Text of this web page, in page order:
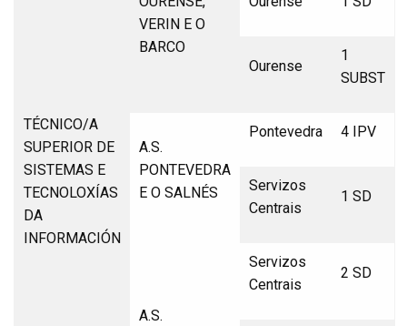
TÉCNICO/A
SUPERIOR DE
SISTEMAS E
TECNOLOXÍAS
DA
INFORMACIÓN
VERIN E O
BARCO
Ourense
1
SUBST
A.S.
PONTEVEDRA
E O SALNÉS
Pontevedra 4 IPV
Servizos
Centrais
1 SD
A.S.
Servizos
Centrais
2 SD